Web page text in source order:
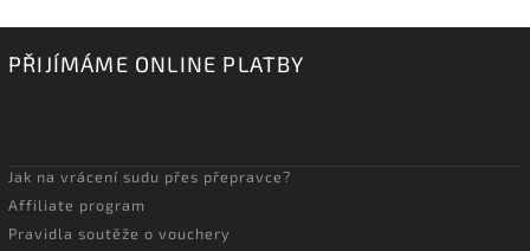
PŘIJÍMÁME ONLINE PLATBY
Jak na vrácení sudu přes přepravce?
Affiliate program
Pravidla soutěže o vouchery